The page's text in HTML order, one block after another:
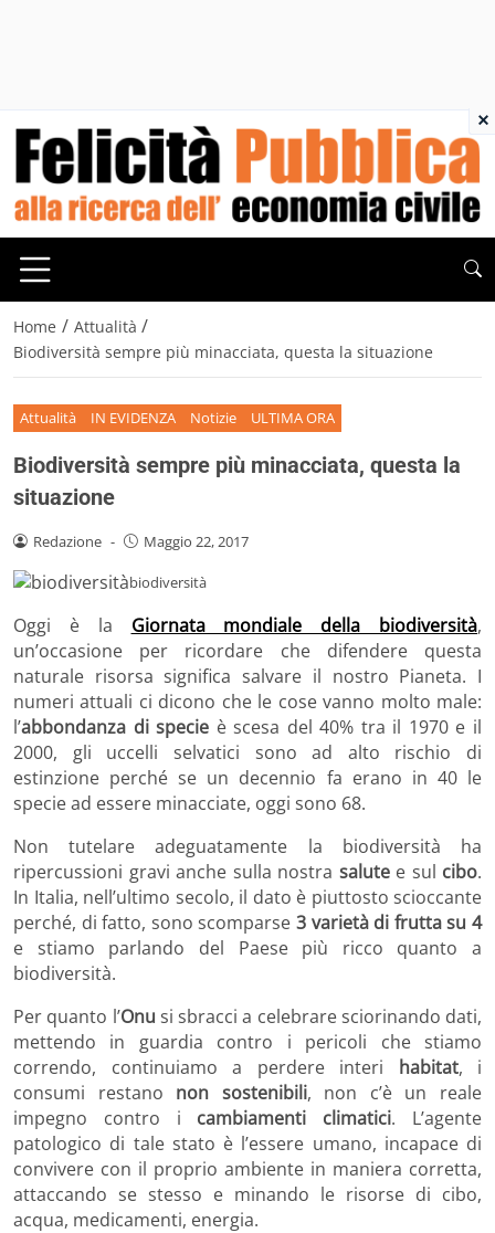
Home / Attualità /
Biodiversità sempre più minacciata, questa la situazione
Attualità IN EVIDENZA Notizie ULTIMA ORA
Biodiversità sempre più minacciata, questa la
situazione
Redazione - Maggio 22, 2017
biodiversità
Oggi è la Giornata mondiale della biodiversità,
un’occasione per ricordare che difendere questa
naturale risorsa significa salvare il nostro Pianeta. I
numeri attuali ci dicono che le cose vanno molto male:
l’abbondanza di specie è scesa del 40% tra il 1970 e il
2000, gli uccelli selvatici sono ad alto rischio di
estinzione perché se un decennio fa erano in 40 le
specie ad essere minacciate, oggi sono 68.
Non tutelare adeguatamente la biodiversità ha
ripercussioni gravi anche sulla nostra salutee sul cibo.
In Italia, nell’ultimo secolo, il dato è piuttosto scioccante
perché, di fatto, sono scomparse 3 varietà di frutta su 4
e stiamo parlando del Paese più ricco quanto a
biodiversità.
Per quanto l’Onu si sbracci a celebrare sciorinando dati,
mettendo in guardia contro i pericoli che stiamo
correndo, continuiamo a perdere interi habitat, i
consumi restano non sostenibili, non c’è un reale
impegno contro i cambiamenti climatici. L’agente
patologico di tale stato è l’essere umano, incapace di
convivere con il proprio ambiente in maniera corretta,
attaccando se stesso e minando le risorse di cibo,
acqua, medicamenti, energia.
×